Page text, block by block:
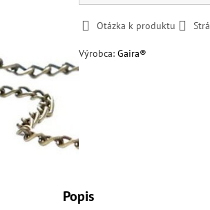
Otázka k produktu
Výrobca: Gaira®
Popis